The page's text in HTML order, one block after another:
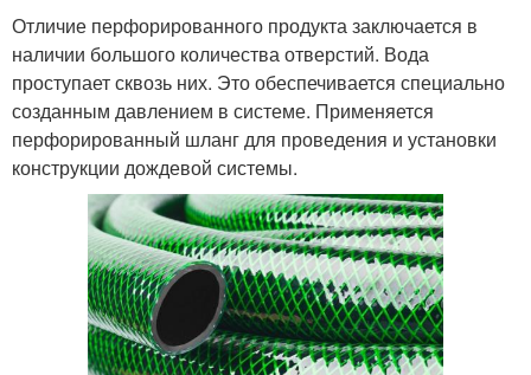
Отличие перфорированного продукта заключается в
наличии большого количества отверстий. Вода
проступает сквозь них. Это обеспечивается специально
созданным давлением в системе. Применяется
перфорированный шланг для проведения и установки
конструкции дождевой системы.